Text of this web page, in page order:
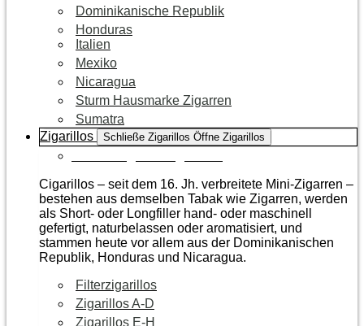
Dominikanische Republik
Honduras
Italien
Mexiko
Nicaragua
Sturm Hausmarke Zigarren
Sumatra
Zigarillos
Schließe Zigarillos Öffne Zigarillos
Cigarillos – seit dem 16. Jh. verbreitete Mini-Zigarren –
bestehen aus demselben Tabak wie Zigarren, werden
als Short- oder Longfiller hand- oder maschinell
gefertigt, naturbelassen oder aromatisiert, und
stammen heute vor allem aus der Dominikanischen
Republik, Honduras und Nicaragua.
Filterzigarillos
Zigarillos A-D
Zigarillos E-H